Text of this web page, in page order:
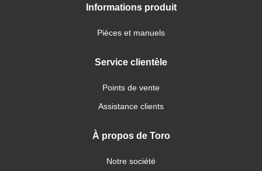
Informations produit
Pièces et manuels
Service clientèle
Points de vente
Assistance clients
À propos de Toro
Notre société